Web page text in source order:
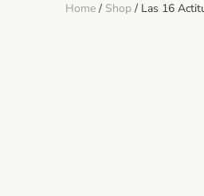
Home / Shop / Las 16